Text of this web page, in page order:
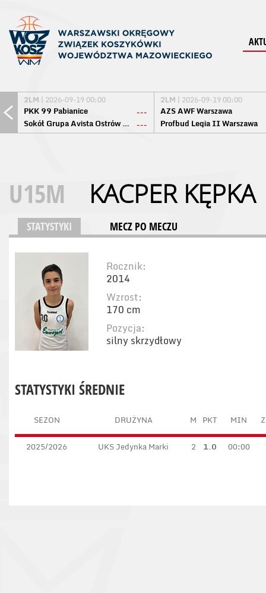
2LM | 2026-09-19 00:00
PKK 99 Pabianice
---
Sokół Grupa Avista Ostrów Maz. ---
2LM | 2026-09-19 00:00
AZS AWF Warszawa
Profbud Legia II Warszawa
U15M KACPER KĘPKA
STATYSTYKI MECZ PO MECZU
Rocznik:
2014
Wzrost:
170 cm
Pozycja:
silny skrzydłowy
STATYSTYKI ŚREDNIE
SEZON DRUŻYNA M PKT MIN
2025/2026 UKS Jedynka Marki 2 1.0 00:00